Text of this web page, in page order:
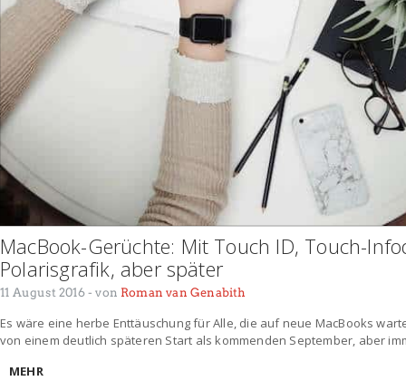
MacBook-Gerüchte: Mit Touch ID, Touch-
Polarisgrafik, aber später
11 August 2016- von Roman van Genabith
Es wäre eine herbe Enttäuschung für Alle, die auf neue MacBooks
von einem deutlich späteren Start als kommenden September, aber
MEHR